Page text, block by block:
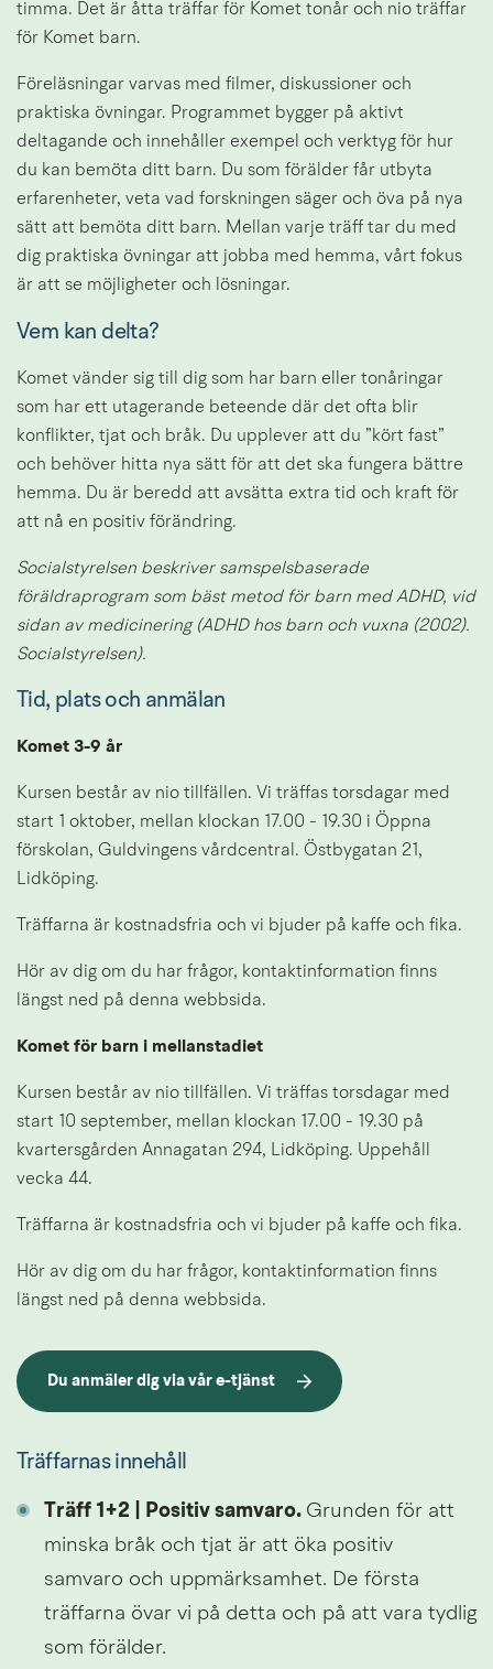
timma. Det är åtta träffar för Komet tonår och nio träffar
för Komet barn.
Föreläsningar varvas med filmer, diskussioner och
praktiska övningar. Programmet bygger på aktivt
deltagande och innehåller exempel och verktyg för hur
du kan bemöta ditt barn. Du som förälder får utbyta
erfarenheter, veta vad forskningen säger och öva på nya
sätt att bemöta ditt barn. Mellan varje träff tar du med
dig praktiska övningar att jobba med hemma, vårt fokus
är att se möjligheter och lösningar.
Vem kan delta?
Komet vänder sig till dig som har barn eller tonåringar
som har ett utagerande beteende där det ofta blir
konflikter, tjat och bråk. Du upplever att du ”kört fast”
och behöver hitta nya sätt för att det ska fungera bättre
hemma. Du är beredd att avsätta extra tid och kraft för
att nå en positiv förändring.
Socialstyrelsen beskriver samspelsbaserade
föräldraprogram som bäst metod för barn med ADHD, vid
sidan av medicinering (ADHD hos barn och vuxna (2002).
Socialstyrelsen).
Tid, plats och anmälan
Komet 3-9 år
Kursen består av nio tillfällen. Vi träffas torsdagar med
start 1 oktober, mellan klockan 17.00 - 19.30 i Öppna
förskolan, Guldvingens vårdcentral. Östbygatan 21,
Lidköping.
Träffarna är kostnadsfria och vi bjuder på kaffe och fika.
Hör av dig om du har frågor, kontaktinformation finns
längst ned på denna webbsida.
Komet för barn i mellanstadiet
Kursen består av nio tillfällen. Vi träffas torsdagar med
start 10 september, mellan klockan 17.00 - 19.30 på
kvartersgården Annagatan 294, Lidköping. Uppehåll
vecka 44.
Träffarna är kostnadsfria och vi bjuder på kaffe och fika.
Hör av dig om du har frågor, kontaktinformation finns
längst ned på denna webbsida.
Du anmäler dig via vår e-tjänst
Länk till annan webbplats.
Träffarnas innehåll
Träff 1+2 | Positiv samvaro. Grunden för att
minska bråk och tjat är att öka positiv
samvaro och uppmärksamhet. De första
träffarna övar vi på detta och på att vara tydlig
som förälder.